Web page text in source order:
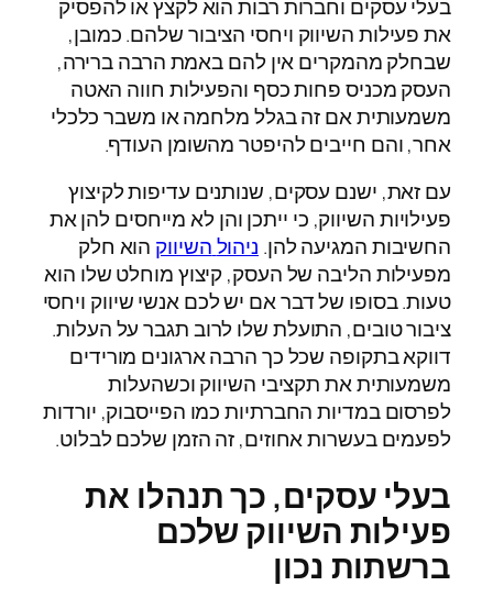
בעלי עסקים וחברות רבות הוא לקצץ או להפסיק
את פעילות השיווק ויחסי הציבור שלהם. כמובן,
שבחלק מהמקרים אין להם באמת הרבה ברירה,
העסק מכניס פחות כסף והפעילות חווה האטה
משמעותית אם זה בגלל מלחמה או משבר כלכלי
אחר, והם חייבים להיפטר מהשומן העודף.
עם זאת, ישנם עסקים, שנותנים עדיפות לקיצוץ
פעילויות השיווק, כי ייתכן והן לא מייחסים להן את
החשיבות המגיעה להן. ניהולהשיווק הוא חלק
מפעילות הליבה של העסק, קיצוץ מוחלט שלו הוא
טעות. בסופו של דבר אם יש לכם אנשי שיווק ויחסי
ציבור טובים, התועלת שלו לרוב תגבר על העלות.
דווקא בתקופה שכל כך הרבה ארגונים מורידים
משמעותית את תקציבי השיווק וכשהעלות
לפרסום במדיות החברתיות כמו הפייסבוק, יורדות
לפעמים בעשרות אחוזים, זה הזמן שלכם לבלוט.
בעלי עסקים, כך תנהלו את
פעילות השיווק שלכם
ברשתות נכון